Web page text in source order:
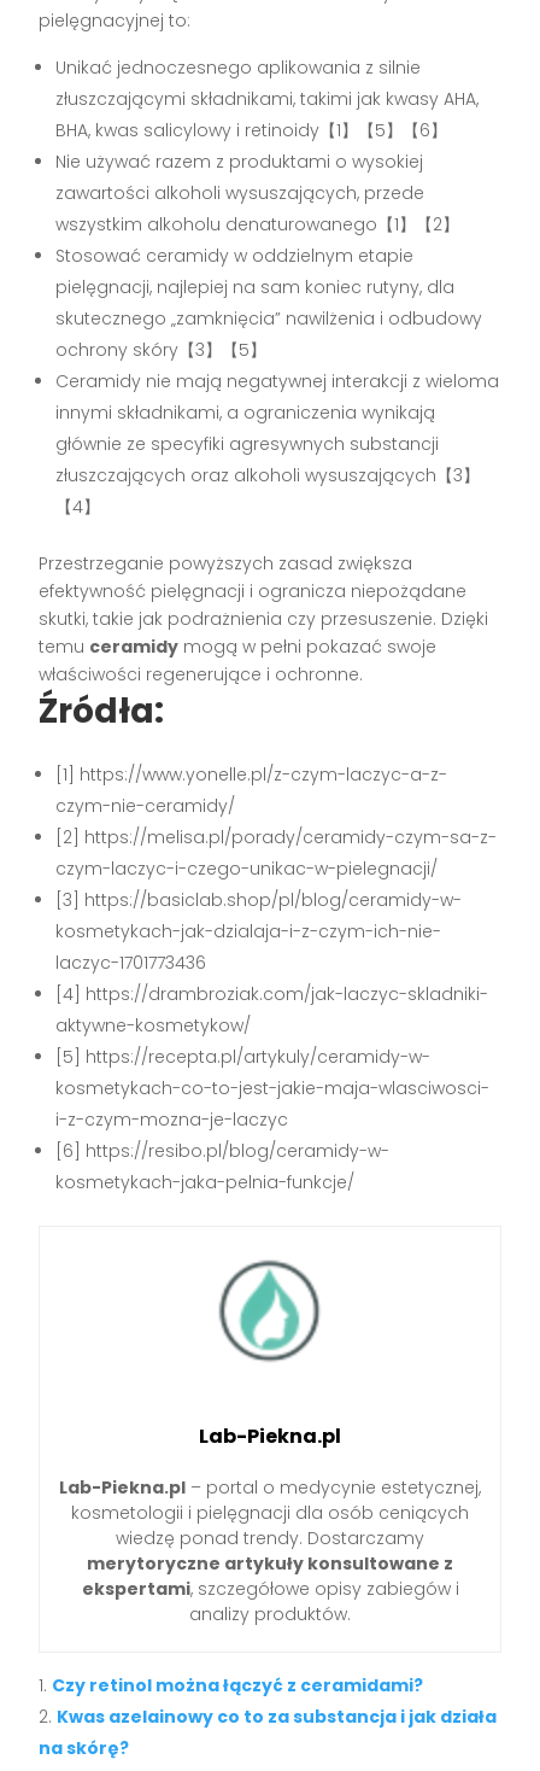
pielęgnacyjnej to:
Unikać jednoczesnego aplikowania z silnie
złuszczającymi składnikami, takimi jak kwasy AHA,
BHA, kwas salicylowy i retinoidy【1】【5】【6】
Nie używać razem z produktami o wysokiej
zawartości alkoholi wysuszających, przede
wszystkim alkoholu denaturowanego【1】【2】
Stosować ceramidy w oddzielnym etapie
pielęgnacji, najlepiej na sam koniec rutyny, dla
skutecznego „zamknięcia” nawilżenia i odbudowy
ochrony skóry【3】【5】
Ceramidy nie mają negatywnej interakcji z wieloma
innymi składnikami, a ograniczenia wynikają
głównie ze specyfiki agresywnych substancji
złuszczających oraz alkoholi wysuszających【3】
【4】
Przestrzeganie powyższych zasad zwiększa
efektywność pielęgnacji i ogranicza niepożądane
skutki, takie jak podrażnienia czy przesuszenie. Dzięki
temu ceramidy mogą w pełni pokazać swoje
właściwości regenerujące i ochronne.
Źródła:
[1] https://www.yonelle.pl/z-czym-laczyc-a-z-
czym-nie-ceramidy/
[2] https://melisa.pl/porady/ceramidy-czym-sa-z-
czym-laczyc-i-czego-unikac-w-pielegnacji/
[3] https://basiclab.shop/pl/blog/ceramidy-w-
kosmetykach-jak-dzialaja-i-z-czym-ich-nie-
laczyc-1701773436
[4] https://drambroziak.com/jak-laczyc-skladniki-
aktywne-kosmetykow/
[5] https://recepta.pl/artykuly/ceramidy-w-
kosmetykach-co-to-jest-jakie-maja-wlasciwosci-
i-z-czym-mozna-je-laczyc
[6] https://resibo.pl/blog/ceramidy-w-
kosmetykach-jaka-pelnia-funkcje/
Lab-Piekna.pl
Lab-Piekna.pl – portal o medycynie estetycznej,
kosmetologii i pielęgnacji dla osób ceniących
wiedzę ponad trendy. Dostarczamy
merytoryczne artykuły konsultowane z
ekspertami, szczegółowe opisy zabiegów i
analizy produktów.
Czy retinol można łączyć z ceramidami?
Kwas azelainowy co to za substancja i jak działa
na skórę?